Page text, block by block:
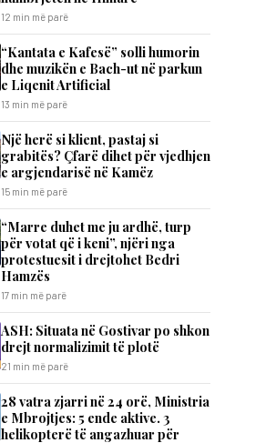
12 min më parë
“Kantata e Kafesë” solli humorin
dhe muzikën e Bach-ut në parkun
e Liqenit Artificial
13 min më parë
Një herë si klient, pastaj si
grabitës? Çfarë dihet për vjedhjen
e argjendarisë në Kamëz
15 min më parë
“Marre duhet me ju ardhë, turp
për votat që i keni”, njëri nga
protestuesit i drejtohet Bedri
Hamzës
17 min më parë
ASH: Situata në Gostivar po shkon
drejt normalizimit të plotë
21 min më parë
28 vatra zjarri në 24 orë, Ministria
e Mbrojtjes: 5 ende aktive. 3
helikopterë të angazhuar për